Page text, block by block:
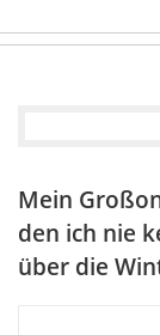
Mein
den ich nie
über die